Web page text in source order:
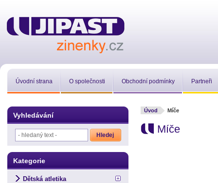
Úvodní strana O společnosti Obchodní podmínky Partneři
Úvod Míče
Míče
Vyhledávání
Kategorie
Dětská atletika